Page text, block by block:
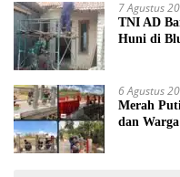
7 Agustus
TNI AD
Huni di
6 Agustus
Merah
dan